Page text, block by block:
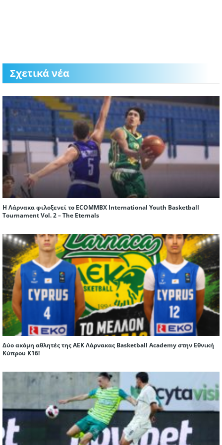
Σχετικά νέα
Η Λάρνακα φιλοξενεί το ECOMMBX International Youth Basketball
Tournament Vol. 2 – The Eternals
Δύο ακόμη αθλητές της ΑΕΚ Λάρνακας Basketball Academy στην Εθνική
Κύπρου Κ16!